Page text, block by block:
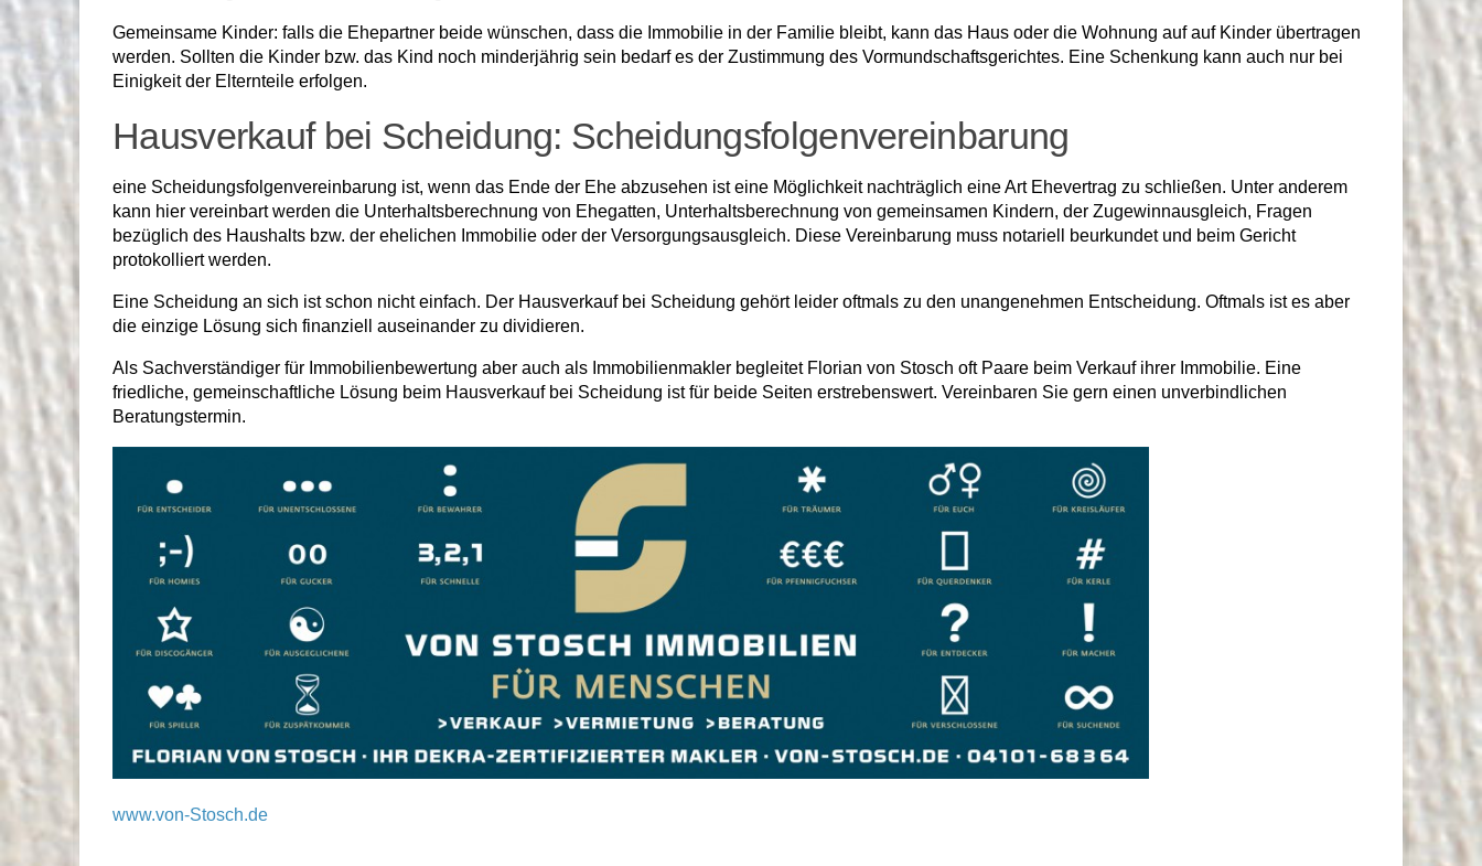
Gemeinsame Kinder: falls die Ehepartner beide wünschen, dass die Immobilie in der Familie bleibt, kann das Haus oder die Wohnung auf auf Kinder übertragen
werden. Sollten die Kinder bzw. das Kind noch minderjährig sein bedarf es der Zustimmung des Vormundschaftsgerichtes. Eine Schenkung kann auch nur bei
Einigkeit der Elternteile erfolgen.
Hausverkauf bei Scheidung: Scheidungsfolgenvereinbarung
eine Scheidungsfolgenvereinbarung ist, wenn das Ende der Ehe abzusehen ist eine Möglichkeit nachträglich eine Art Ehevertrag zu schließen. Unter anderem
kann hier vereinbart werden die Unterhaltsberechnung von Ehegatten, Unterhaltsberechnung von gemeinsamen Kindern, der Zugewinnausgleich, Fragen
bezüglich des Haushalts bzw. der ehelichen Immobilie oder der Versorgungsausgleich. Diese Vereinbarung muss notariell beurkundet und beim Gericht
protokolliert werden.
Eine Scheidung an sich ist schon nicht einfach. Der Hausverkauf bei Scheidung gehört leider oftmals zu den unangenehmen Entscheidung. Oftmals ist es aber
die einzige Lösung sich finanziell auseinander zu dividieren.
Als Sachverständiger für Immobilienbewertung aber auch als Immobilienmakler begleitet Florian von Stosch oft Paare beim Verkauf ihrer Immobilie. Eine
friedliche, gemeinschaftliche Lösung beim Hausverkauf bei Scheidung ist für beide Seiten erstrebenswert. Vereinbaren Sie gern einen unverbindlichen
Beratungstermin.
www.von-Stosch.de